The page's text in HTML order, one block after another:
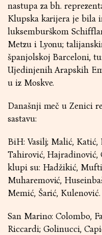
nastupa za bh.
Klupska karijera je bila
luksemburškom
Metzu i Lyonu;
španjolskoj Barceloni,
Ujedinjenih Arapskih
u iz Moskve.
Današnji meč u Zenici
sastavu:
BiH: Vasilj; Malić,
Tahirović, Hajradinović,
klupi su: Hadžikić,
Muharemović,
Memić, Šarić, Kulenović.
San Marino: Colombo,
Riccardi; Golinucci,